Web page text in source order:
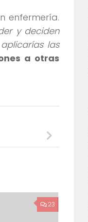
enfermería.
y deciden
las
a otras
23